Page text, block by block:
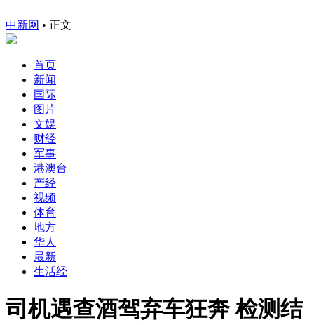
中新网 • 正文
首页
新闻
国际
图片
文娱
财经
军事
港澳台
产经
视频
体育
地方
华人
最新
生活经
司机遇查酒驾弃车狂奔 检测结